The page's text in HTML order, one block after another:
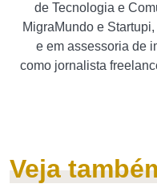
de Tecnologia e
MigraMundo e
e em assessoria de
como jornalista
Veja